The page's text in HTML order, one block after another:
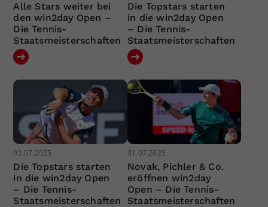
Alle Stars weiter bei
den win2day Open –
Die Tennis-
Staatsmeisterschaften
Die Topstars starten
in die win2day Open
– Die Tennis-
Staatsmeisterschaften
02.07.2025
Die Topstars starten
in die win2day Open
– Die Tennis-
Staatsmeisterschaften
01.07.2025
Novak, Pichler & Co.
eröffnen win2day
Open – Die Tennis-
Staatsmeisterschaften